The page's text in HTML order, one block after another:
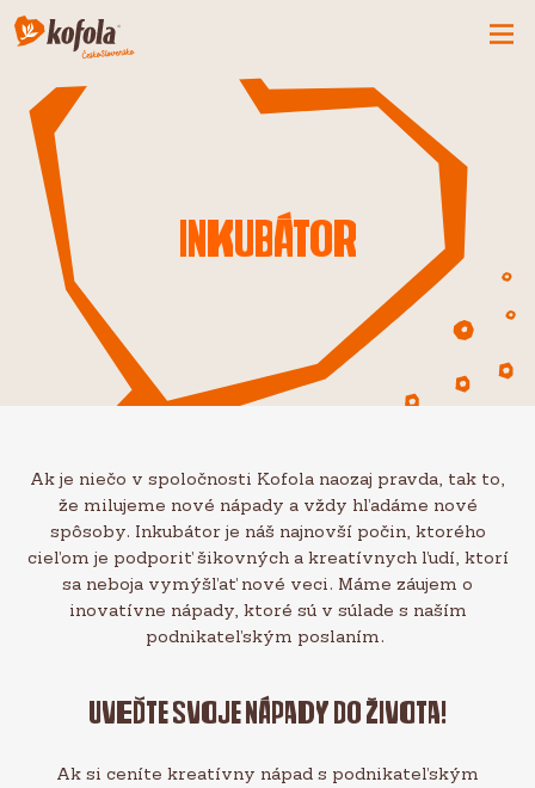
ČO MÁME NOVÉ
PRODUKTY
BUĎME PARŤÁCI
KONTAKTY
CZ SK EN
Inkubátor
Ak je niečo v spoločnosti Kofola naozaj pravda, tak to,
že milujeme nové nápady a vždy hľadáme nové
spôsoby. Inkubátor je náš najnovší počin, ktorého
cieľom je podporiť šikovných a kreatívnych ľudí, ktorí
sa neboja vymýšľať nové veci. Máme záujem o
inovatívne nápady, ktoré sú v súlade s naším
podnikateľským poslaním.
Uveďte svoje nápady do života!
Ak si ceníte kreatívny nápad s podnikateľským